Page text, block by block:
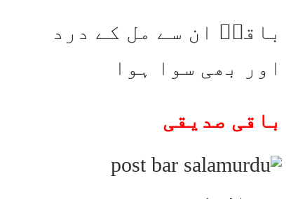
باقیؔ ان سے مل کے درد
اور بھی سوا ہوا
باقی صدیقی